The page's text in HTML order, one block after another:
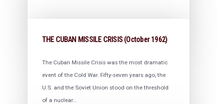
THE CUBAN MISSILE CRISIS (October 1962)
The Cuban Missile Crisis was the most dramatic
event of the Cold War. Fifty-seven years ago, the
U.S. and the Soviet Union stood on the threshold
of a nuclear...